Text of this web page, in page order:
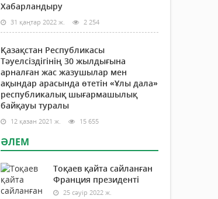
Хабарландыру
31 қаңтар 2022 ж. 2 254
Қазақстан Республикасы
Тәуелсіздігінің 30 жылдығына
арналған жас жазушылар мен
ақындар арасында өтетін «Ұлы дала»
республикалық шығармашылық
байқауы туралы
12 қазан 2021 ж. 15 655
ӘЛЕМ
Тоқаев қайта сайланған
Франция президенті
25 сәуір 2022 ж.